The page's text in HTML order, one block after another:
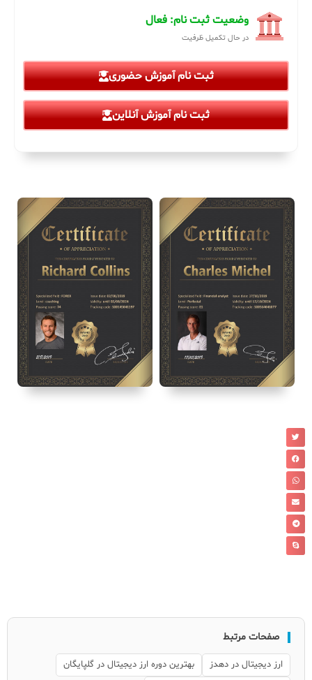
وضعیت ثبت نام: فعال
در حال تکمیل ظرفیت
ثبت نام آموزش حضوری
ثبت نام آموزش آنلاین
صفحات مرتبط
ارز دیجیتال در دهدز
بهترین دوره ارز دیجیتال در گلپایگان